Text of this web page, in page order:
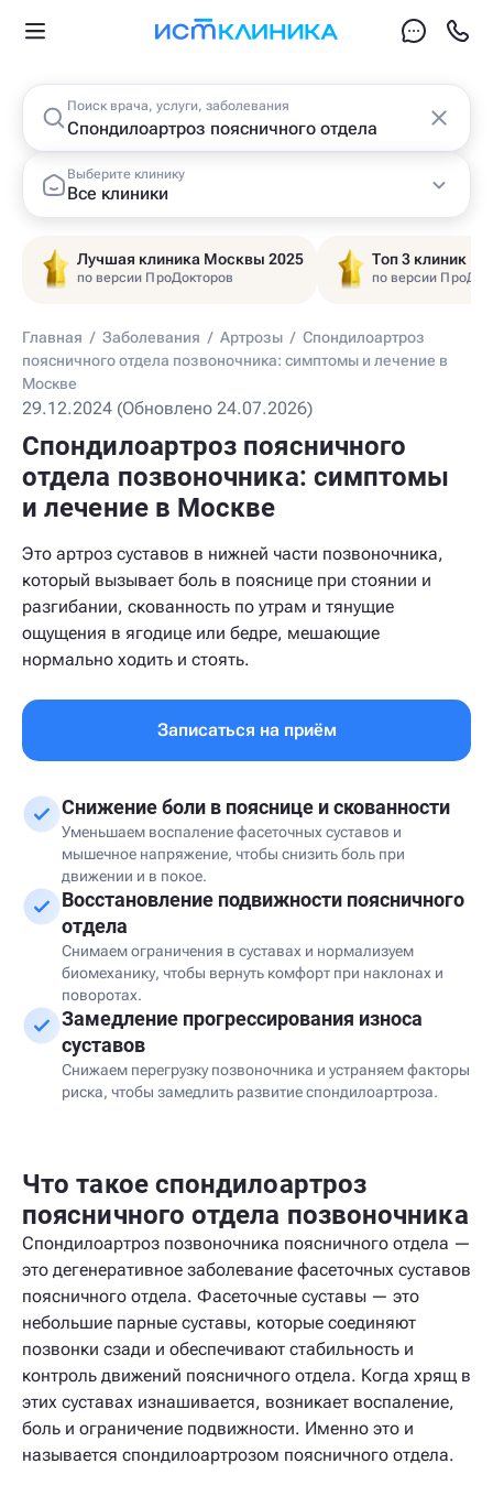
Поиск врача, услуги, заболевания
Выберите клинику
Все клиники
Лучшая клиника Москвы 2025
по версии ПроДокторов
Топ 3 клиник
по версии
Главная / Заболевания / Артрозы / Спондилоартроз
поясничного отдела позвоночника: симптомы и лечение в
Москве
29.12.2024 (Обновлено 24.07.2026)
Спондилоартроз поясничного
отдела позвоночника: симптомы
и лечение в Москве
Это артроз суставов в нижней части позвоночника,
который вызывает боль в пояснице при стоянии и
разгибании, скованность по утрам и тянущие
ощущения в ягодице или бедре, мешающие
нормально ходить и стоять.
Записаться на приём
Снижение боли в пояснице и скованности
Уменьшаем воспаление фасеточных суставов и
мышечное напряжение, чтобы снизить боль при
движении и в покое.
Восстановление подвижности поясничного
отдела
Снимаем ограничения в суставах и нормализуем
биомеханику, чтобы вернуть комфорт при наклонах и
поворотах.
Замедление прогрессирования износа
суставов
Снижаем перегрузку позвоночника и устраняем факторы
риска, чтобы замедлить развитие спондилоартроза.
Что такое спондилоартроз
поясничного отдела позвоночника
Спондилоартроз позвоночника поясничного отдела —
это дегенеративное заболевание фасеточных суставов
поясничного отдела. Фасеточные суставы — это
небольшие парные суставы, которые соединяют
позвонки сзади и обеспечивают стабильность и
контроль движений поясничного отдела. Когда хрящ в
этих суставах изнашивается, возникает воспаление,
боль и ограничение подвижности. Именно это и
называется спондилоартрозом поясничного отдела.